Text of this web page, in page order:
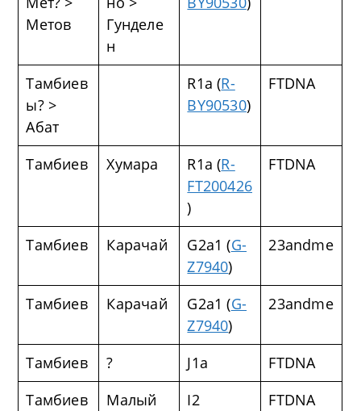
Метов
Гунделе
н
Тамбиев
ы? >
Абат
R1a (R-
BY90530)
FTDNA
Тамбиев Хумара R1a (R-
FT200426
)
FTDNA
Тамбиев Карачай G2a1 (G-
Z7940)
23andme
Тамбиев Карачай G2a1 (G-
Z7940)
23andme
Тамбиев ? J1a
FTDNA
Тамбиев
Малый
I2 FTDNA